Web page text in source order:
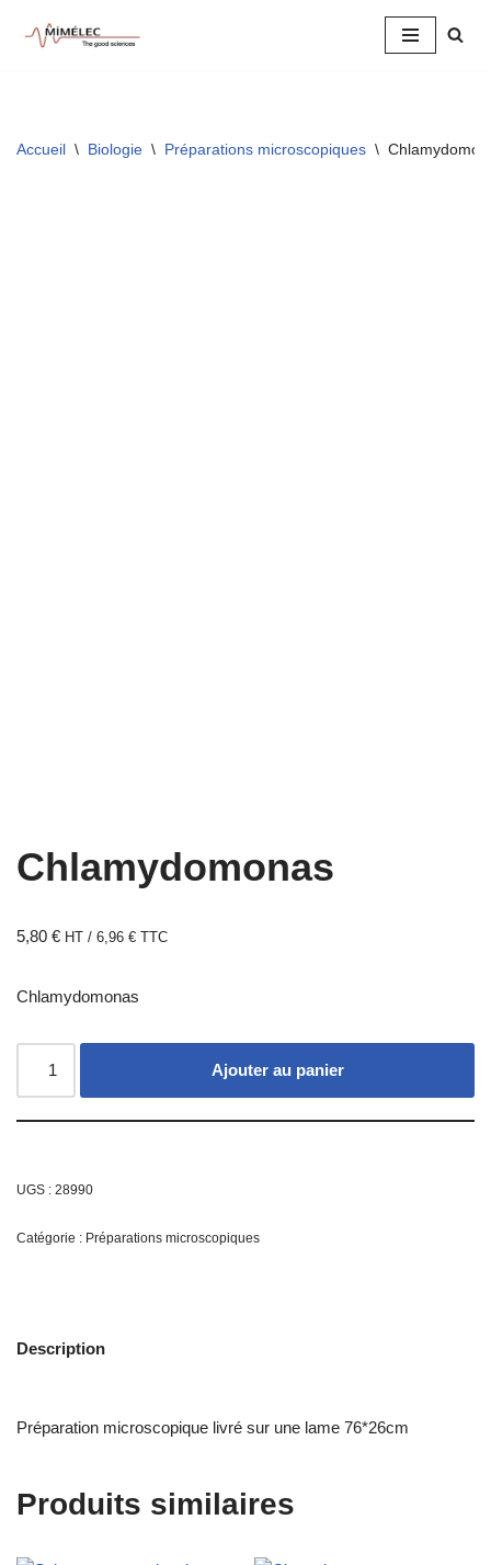
Accueil \ Biologie \ Préparations microscopiques \
Chlamydomonas
5,80 € HT / 6,96 € TTC
Chlamydomonas
Ajouter au panier
UGS : 28990
Catégorie : Préparations microscopiques
Description
Préparation microscopique livré sur une lame 76*26cm
Produits similaires